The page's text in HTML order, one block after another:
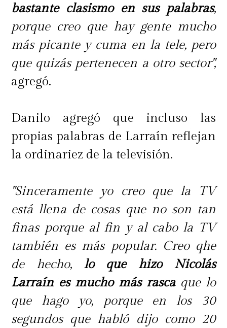
bastante clasismo en sus palabras,
porque creo que hay gente mucho
más picante y cuma en la tele, pero
que quizás pertenecen a otro sector",
agregó.
Danilo agregó que incluso las
propias palabras de Larraín reflejan
la ordinariez de la televisión.
"Sinceramente yo creo que la TV
está llena de cosas que no son tan
finas porque al fin y al cabo la TV
también es más popular. Creo qhe
de hecho, lo que hizo Nicolás
Larraín es mucho más rascaque lo
que hago yo, porque en los 30
segundos que habló dijo como 20